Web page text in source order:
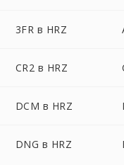
3FR в HRZ
CR2 в HRZ
DCM в HRZ
DNG в HRZ